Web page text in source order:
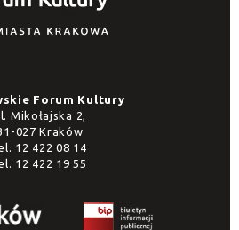
Forum Kultury
Mikołajska 2,
027 Kraków
12 422 08 14
12 422 19 55